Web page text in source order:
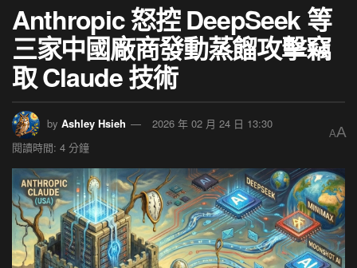
Anthropic 怒控 DeepSeek 等
三家中國廠商發動蒸餾攻擊竊
取 Claude 技術
by Ashley Hsieh
2026 年 02 月 24 日 13:30
閱讀時間: 4 分鐘
AA